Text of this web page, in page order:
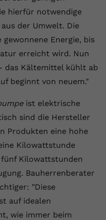
hierfür notwendige
der Umwelt. Die
Energie, bis
erreicht wird. Nun
das Kältemittel kühlt ab
beginnt von neuem."
ist elektrische
sind die Hersteller
Produkten eine hohe
Kilowattstunde
Kilowattstunden
Bauherrenberater
"Diese
auf idealen
wie immer beim
Cookie über
statistische Daten.
id
diesen Cookie, um die
des Benutzers zu
eingebettete YouTube-